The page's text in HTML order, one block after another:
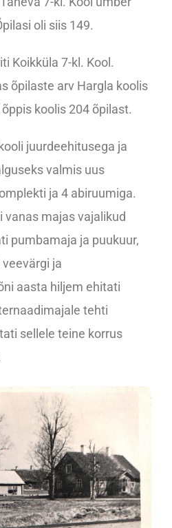
oli siis 149.
Koikküla 7-kl. Kool.
õpilaste arv Hargla koolis
koolis 204 õpilast.
juurdeehitusega ja
valmis uus
ja 4 abiruumiga.
majas vajalikud
pumbamaja ja puukuur,
ja
aasta hiljem ehitati
tehti
sellele teine korrus